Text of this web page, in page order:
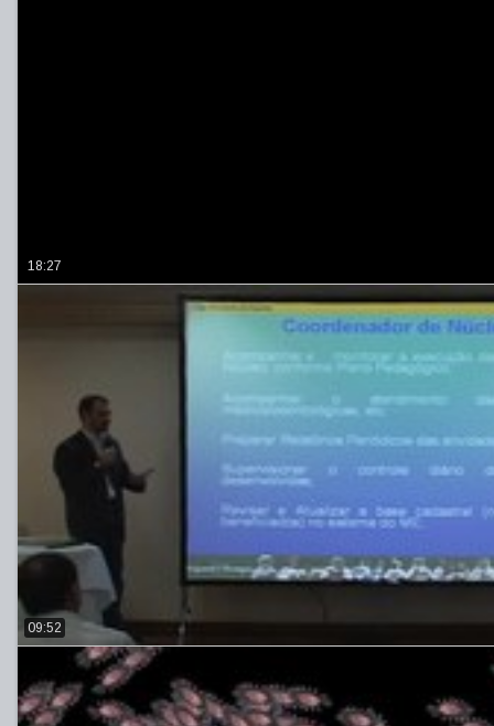
18:27
09:52